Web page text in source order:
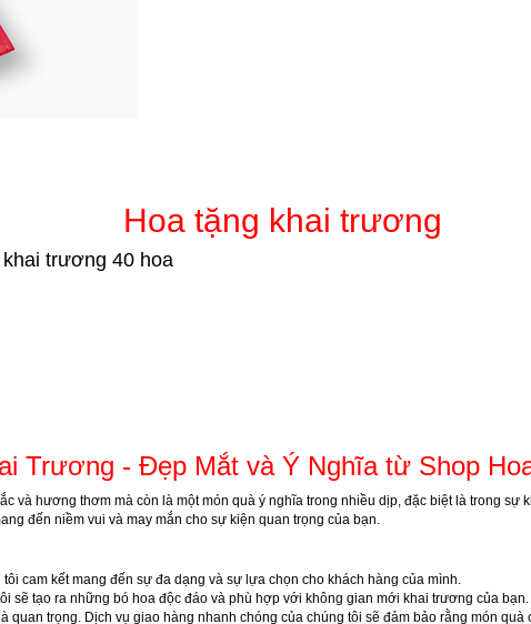
Hoa tặng khai trương
trương 40 hoa
Trương - Đẹp Mắt và Ý Nghĩa từ Shop
và hương thơm mà còn là một món quà ý nghĩa trong nhiều dịp, đặc biệt là trong
đến niềm vui và may mắn cho sự kiện quan trọng của bạn.
cam kết mang đến sự đa dạng và sự lựa chọn cho khách hàng của mình.
sẽ tạo ra những bó hoa độc đáo và phù hợp với không gian mới khai trương của bạn.
quan trọng. Dịch vụ giao hàng nhanh chóng của chúng tôi sẽ đảm bảo rằng món quà